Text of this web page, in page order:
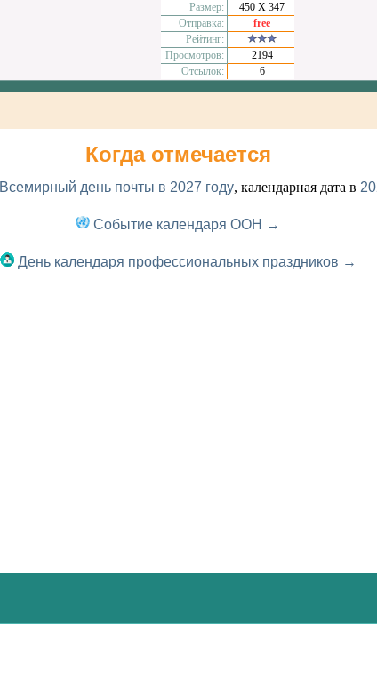
Размер:
450 Х 347
Отправка:
free
Рейтинг:
Просмотров:
2194
Отсылок:
6
Когда отмечается
Всемирный день почты в 2027 году, календарная дата в
Событие календаря ООН →
День календаря профессиональных праздников →